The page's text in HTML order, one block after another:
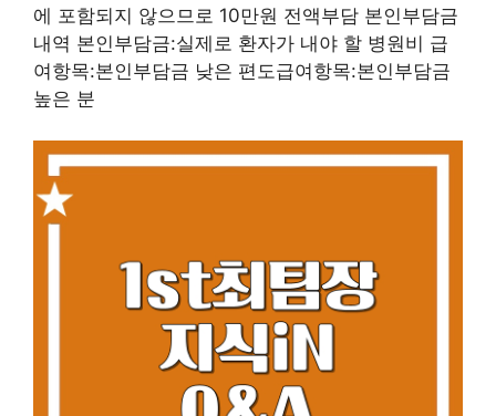
에 포함되지 않으므로 10만원 전액부담 본인부담금
내역 본인부담금:실제로 환자가 내야 할 병원비 급
여항목:본인부담금 낮은 편도급여항목:본인부담금
높은 분